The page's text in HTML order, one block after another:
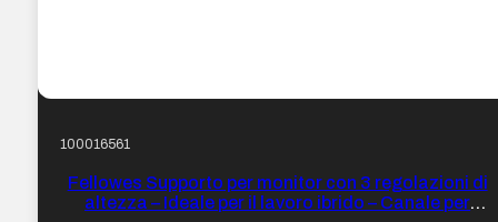
100016561
Fellowes Supporto per monitor con 3 regolazioni di
altezza – Ideale per il lavoro ibrido – Canale per